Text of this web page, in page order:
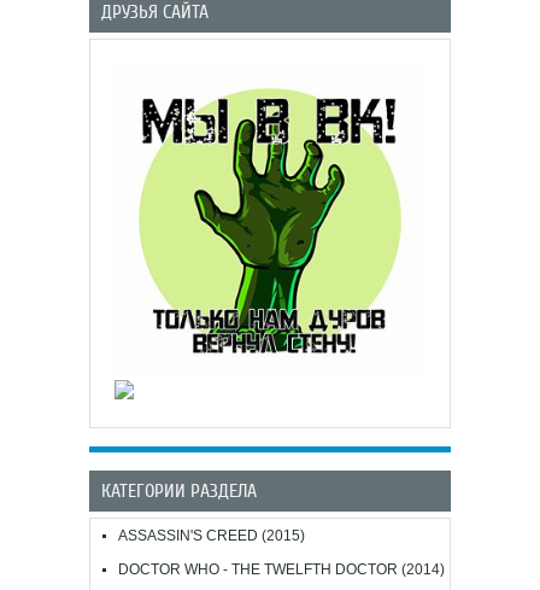
ДРУЗЬЯ САЙТА
КАТЕГОРИИ РАЗДЕЛА
ASSASSIN'S CREED (2015)
DOCTOR WHO - THE TWELFTH DOCTOR (2014)